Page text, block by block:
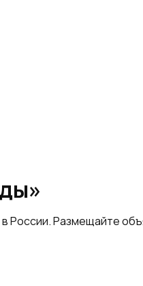
Размещайте